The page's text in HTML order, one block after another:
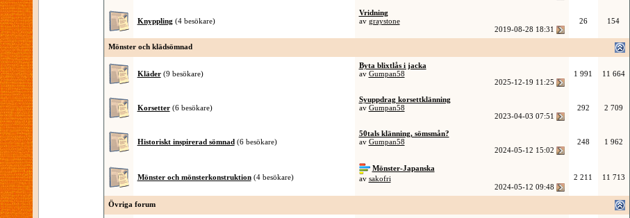
Knyppling (4 besökare)
Vridning
av graystone
2019-08-28 18:31
26 154
Mönster och klädsömnad
Kläder (9 besökare)
Byta blixtlås i jacka
av Gumpan58
2025-12-19 11:25
1 991 11 664
Korsetter (6 besökare)
Syuppdrag korsettklänning
av Gumpan58
2023-04-03 07:51
292 2 709
Historiskt inspirerad sömnad (6 besökare)
50tals klänning, sömsmån?
av Gumpan58
2024-05-12 15:02
248 1 962
Mönster och mönsterkonstruktion (4 besökare)
Mönster-Japanska
av sakofri
2024-05-12 09:48
2 211 11 713
Övriga forum